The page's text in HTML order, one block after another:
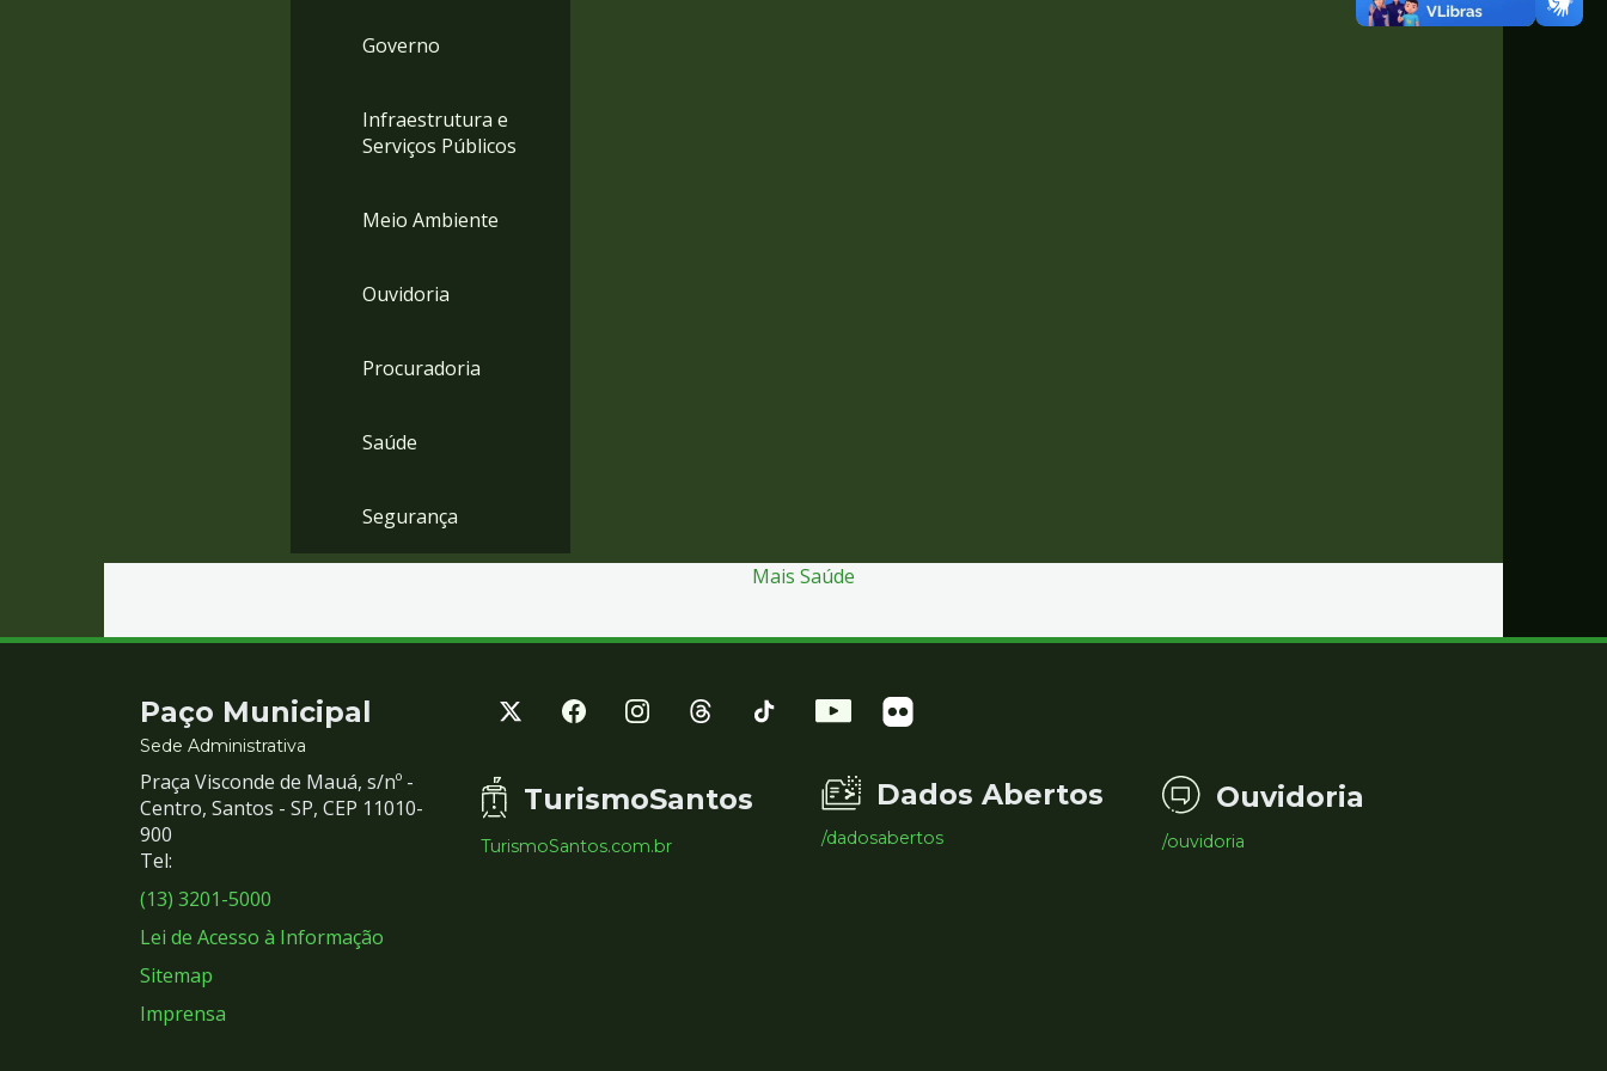
Governo
Infraestrutura e
Serviços Públicos
Meio Ambiente
Ouvidoria
Procuradoria
Saúde
Segurança
Mais Saúde
Contato
e
Redes
Sociais
Paço Municipal
Sede Administrativa
Praça Visconde de Mauá, s/nº -
Centro, Santos - SP, CEP 11010-
900
Tel:
(13) 3201-5000
Lei de Acesso à Informação
Sitemap
Imprensa
TurismoSantos
TurismoSantos.com.br
Dados Abertos
/dadosabertos
Ouvidoria
/ouvidoria